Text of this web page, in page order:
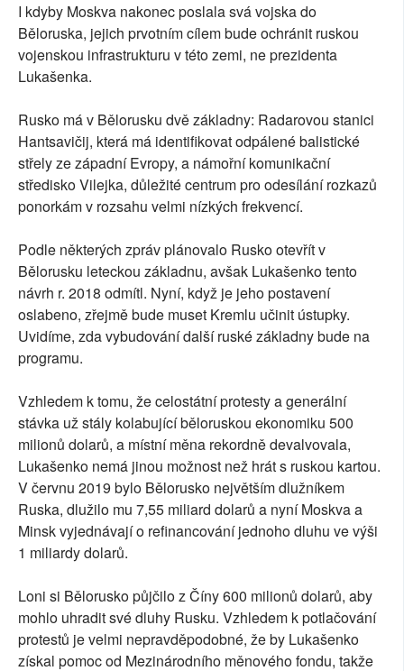
I kdyby Moskva nakonec poslala svá vojska do
Běloruska, jejich prvotním cílem bude ochránit ruskou
vojenskou infrastrukturu v této zemi, ne prezidenta
Lukašenka.
Rusko má v Bělorusku dvě základny: Radarovou stanici
Hantsavičij, která má identifikovat odpálené balistické
střely ze západní Evropy, a námořní komunikační
středisko Vilejka, důležité centrum pro odesílání rozkazů
ponorkám v rozsahu velmi nízkých frekvencí.
Podle některých zpráv plánovalo Rusko otevřít v
Bělorusku leteckou základnu, avšak Lukašenko tento
návrh r. 2018 odmítl. Nyní, když je jeho postavení
oslabeno, zřejmě bude muset Kremlu učinit ústupky.
Uvidíme, zda vybudování další ruské základny bude na
programu.
Vzhledem k tomu, že celostátní protesty a generální
stávka už stály kolabující běloruskou ekonomiku 500
milionů dolarů, a místní měna rekordně devalvovala,
Lukašenko nemá jinou možnost než hrát s ruskou kartou.
V červnu 2019 bylo Bělorusko největším dlužníkem
Ruska, dlužilo mu 7,55 miliard dolarů a nyní Moskva a
Minsk vyjednávají o refinancování jednoho dluhu ve výši
1 miliardy dolarů.
Loni si Bělorusko půjčilo z Číny 600 milionů dolarů, aby
mohlo uhradit své dluhy Rusku. Vzhledem k potlačování
protestů je velmi nepravděpodobné, že by Lukašenko
získal pomoc od Mezinárodního měnového fondu, takže